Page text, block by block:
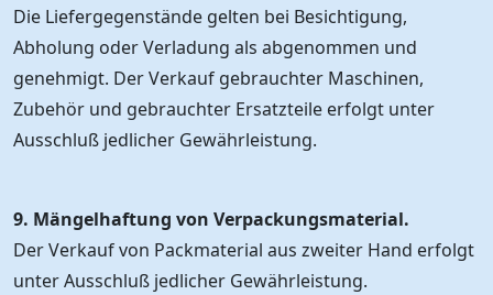
Die Liefergegenstände gelten bei Besichtigung,
Abholung oder Verladung als abgenommen und
genehmigt. Der Verkauf gebrauchter Maschinen,
Zubehör und gebrauchter Ersatzteile erfolgt unter
Ausschluß jedlicher Gewährleistung.
9. Mängelhaftung von Verpackungsmaterial.
Der Verkauf von Packmaterial aus zweiter Hand erfolgt
unter Ausschluß jedlicher Gewährleistung.